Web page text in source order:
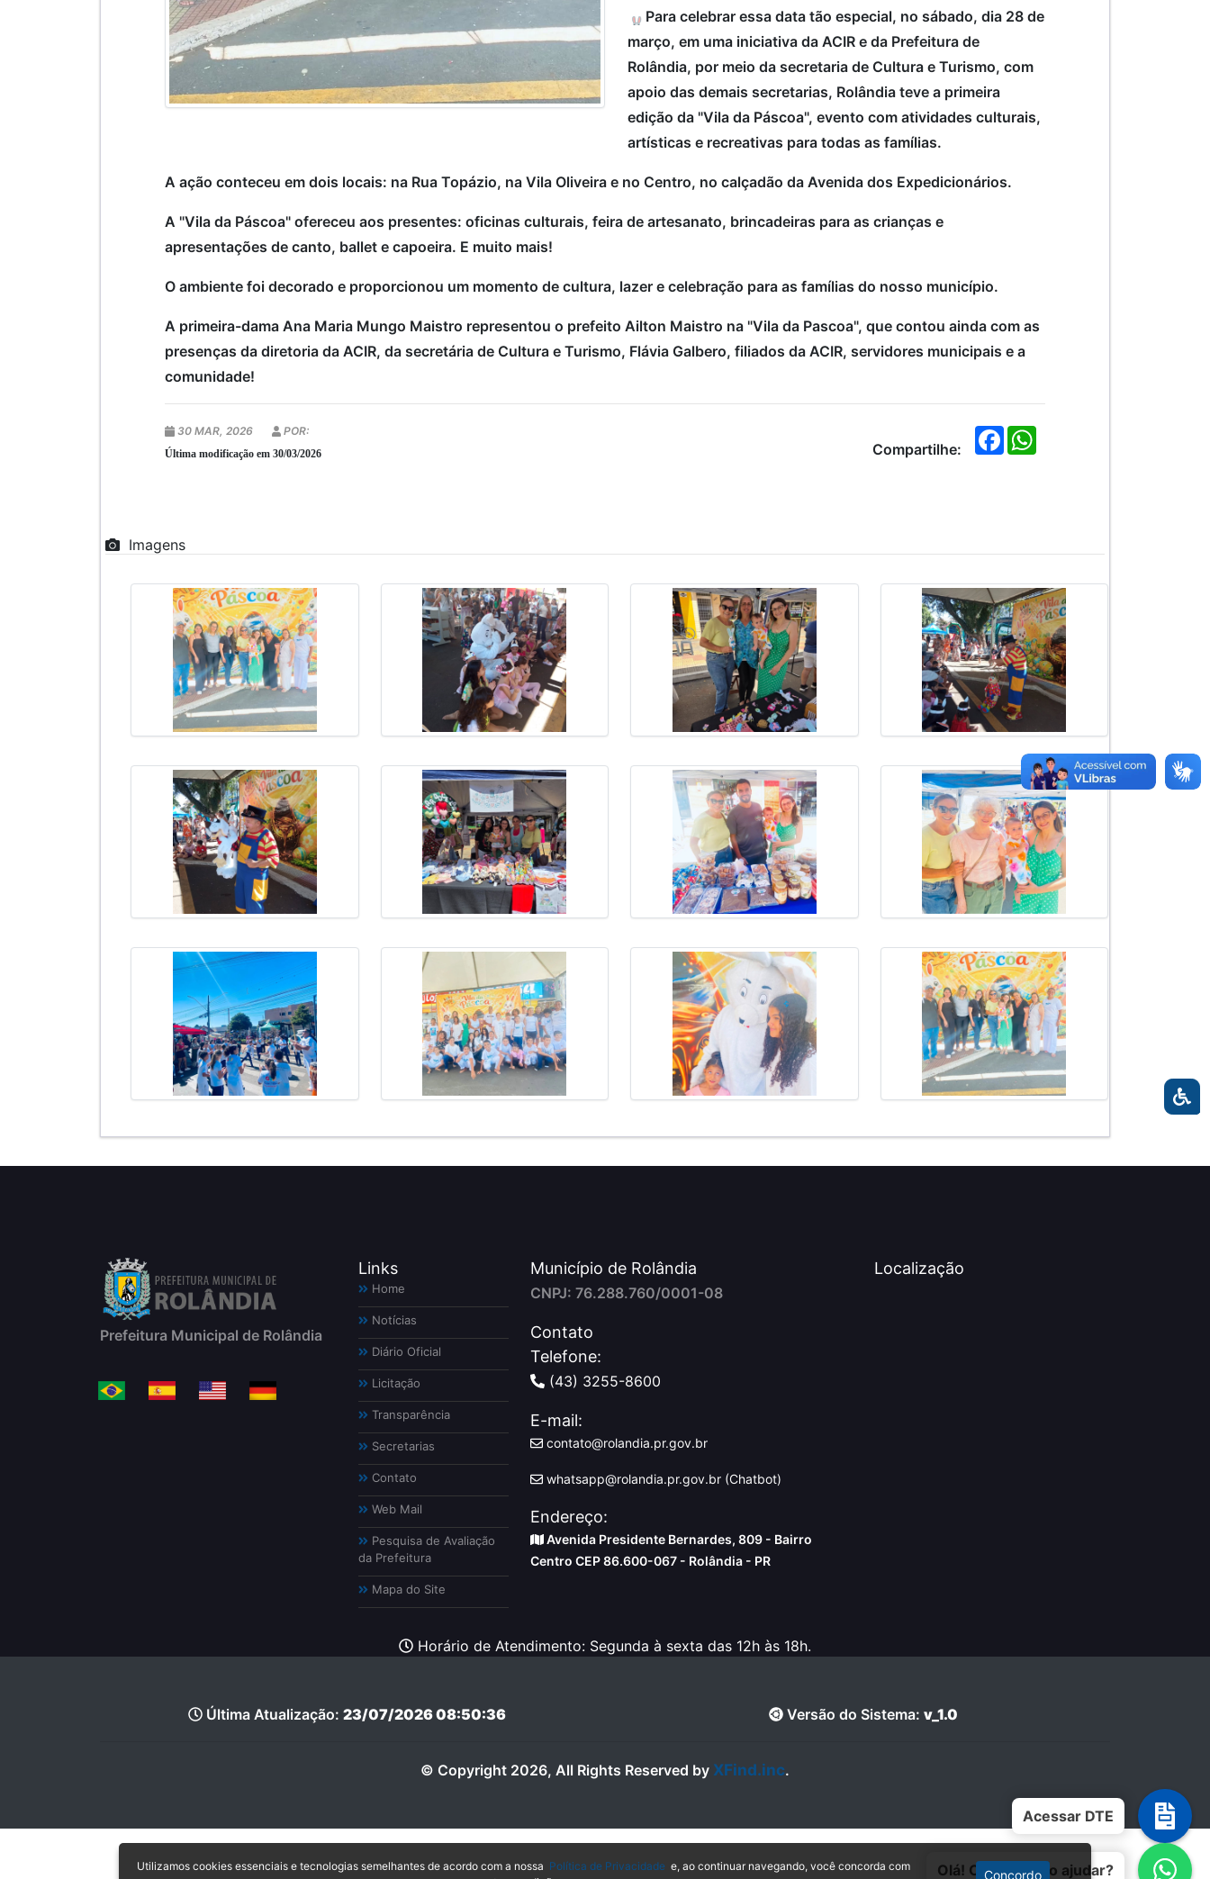
Para celebrar essa data tão especial, no sábado, dia 28 de
março, em uma iniciativa da ACIR e da Prefeitura de
Rolândia, por meio da secretaria de Cultura e Turismo, com
apoio das demais secretarias, Rolândia teve a primeira
edição da "Vila da Páscoa", evento com atividades culturais,
artísticas e recreativas para todas as famílias.
A ação conteceu em dois locais: na Rua Topázio, na Vila Oliveira e no Centro, no calçadão da Avenida dos Expedicionários.
A "Vila da Páscoa" ofereceu aos presentes: oficinas culturais, feira de artesanato, brincadeiras para as crianças e
apresentações de canto, ballet e capoeira. E muito mais!
O ambiente foi decorado e proporcionou um momento de cultura, lazer e celebração para as famílias do nosso município.
A primeira-dama Ana Maria Mungo Maistro representou o prefeito Ailton Maistro na "Vila da Pascoa", que contou ainda com as
presenças da diretoria da ACIR, da secretária de Cultura e Turismo, Flávia Galbero, filiados da ACIR, servidores municipais e a
comunidade!
Compartilhe:
F
a
30 MAR, 2026 POR:
Última modificação em 30/03/2026
Imagens
Acessar DTE
Olá! Como posso ajudar?
Prefeitura Municipal de Rolândia
Links
Home
Notícias
Diário Oficial
Licitação
Transparência
Secretarias
Contato
Web Mail
Pesquisa de Avaliação
da Prefeitura
Mapa do Site
Município de Rolândia
CNPJ: 76.288.760/0001-08
Contato
Telefone:
(43) 3255-8600
E-mail:
contato@rolandia.pr.gov.br
whatsapp@rolandia.pr.gov.br (Chatbot)
Endereço:
Avenida Presidente Bernardes, 809 - Bairro
Centro CEP 86.600-067 - Rolândia - PR
Localização
Horário de Atendimento: Segunda à sexta das 12h às 18h.
Última Atualização: 23/07/2026 08:50:36 Versão do Sistema: v_1.0
© Copyright 2026, All Rights Reserved by XFind.inc.
Utilizamos cookies essenciais e tecnologias semelhantes de acordo com a nossa Política de Privacidade e, ao continuar navegando, você concorda com
Concordo